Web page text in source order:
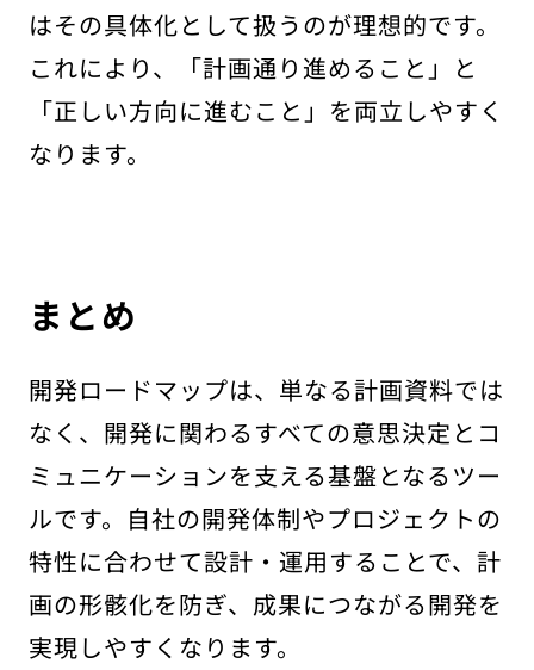
はその具体化として扱うのが理想的です。
これにより、「計画通り進めること」と
「正しい方向に進むこと」を両立しやすく
なります。
まとめ
開発ロードマップは、単なる計画資料では
なく、開発に関わるすべての意思決定とコ
ミュニケーションを支える基盤となるツー
ルです。自社の開発体制やプロジェクトの
特性に合わせて設計・運用することで、計
画の形骸化を防ぎ、成果につながる開発を
実現しやすくなります。